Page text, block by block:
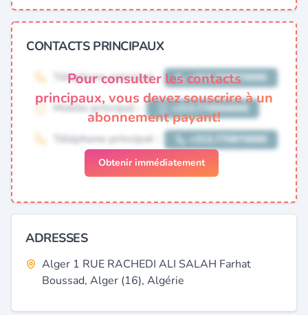
CONTACTS PRINCIPAUX
Pour consulter les contacts
principaux, vous devez souscrire à un
abonnement payant!
Obtenir immédiatement
ADRESSES
Alger 1 RUE RACHEDI ALI SALAH Farhat
Boussad, Alger (16), Algérie